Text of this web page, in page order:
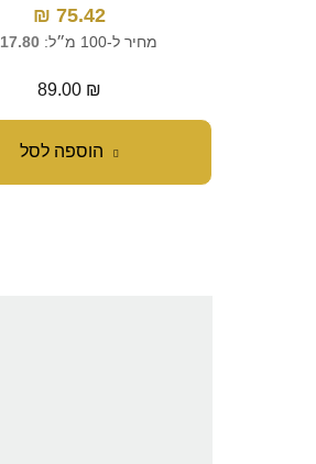
הוספה לסל
75.42
₪
מחיר ל-100 מ״ל: 17.80
89.00 ₪